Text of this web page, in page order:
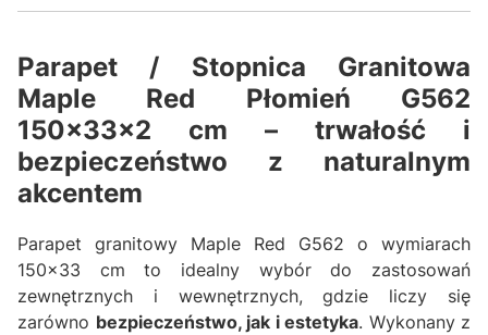
Parapet / Stopnica Granitowa
Maple Red Płomień G562
150x33x2 cm – trwałość i
bezpieczeństwo z naturalnym
akcentem
Parapet granitowy Maple Red G562 o wymiarach
150x33 cm to idealny wybór do zastosowań
zewnętrznych i wewnętrznych, gdzie liczy się
zarówno bezpieczeństwo, jak i estetyka. Wykonany z